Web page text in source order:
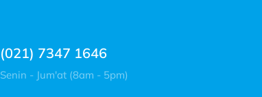
(021) 7347 1646
Senin - Jum'at (8am - 5pm)